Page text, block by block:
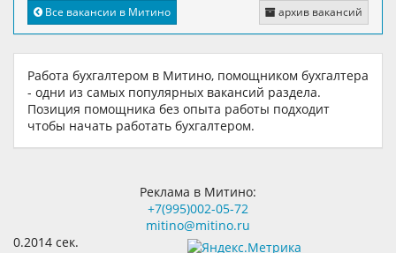
архив вакансий
Все вакансии в Митино
Работа бухгалтером в Митино, помощником бухгалтера
- одни из самых популярных вакансий раздела.
Позиция помощника без опыта работы подходит
чтобы начать работать бухгалтером.
Реклама в Митино:
+7(995)002-05-72
mitino@mitino.ru
0.2014 сек.